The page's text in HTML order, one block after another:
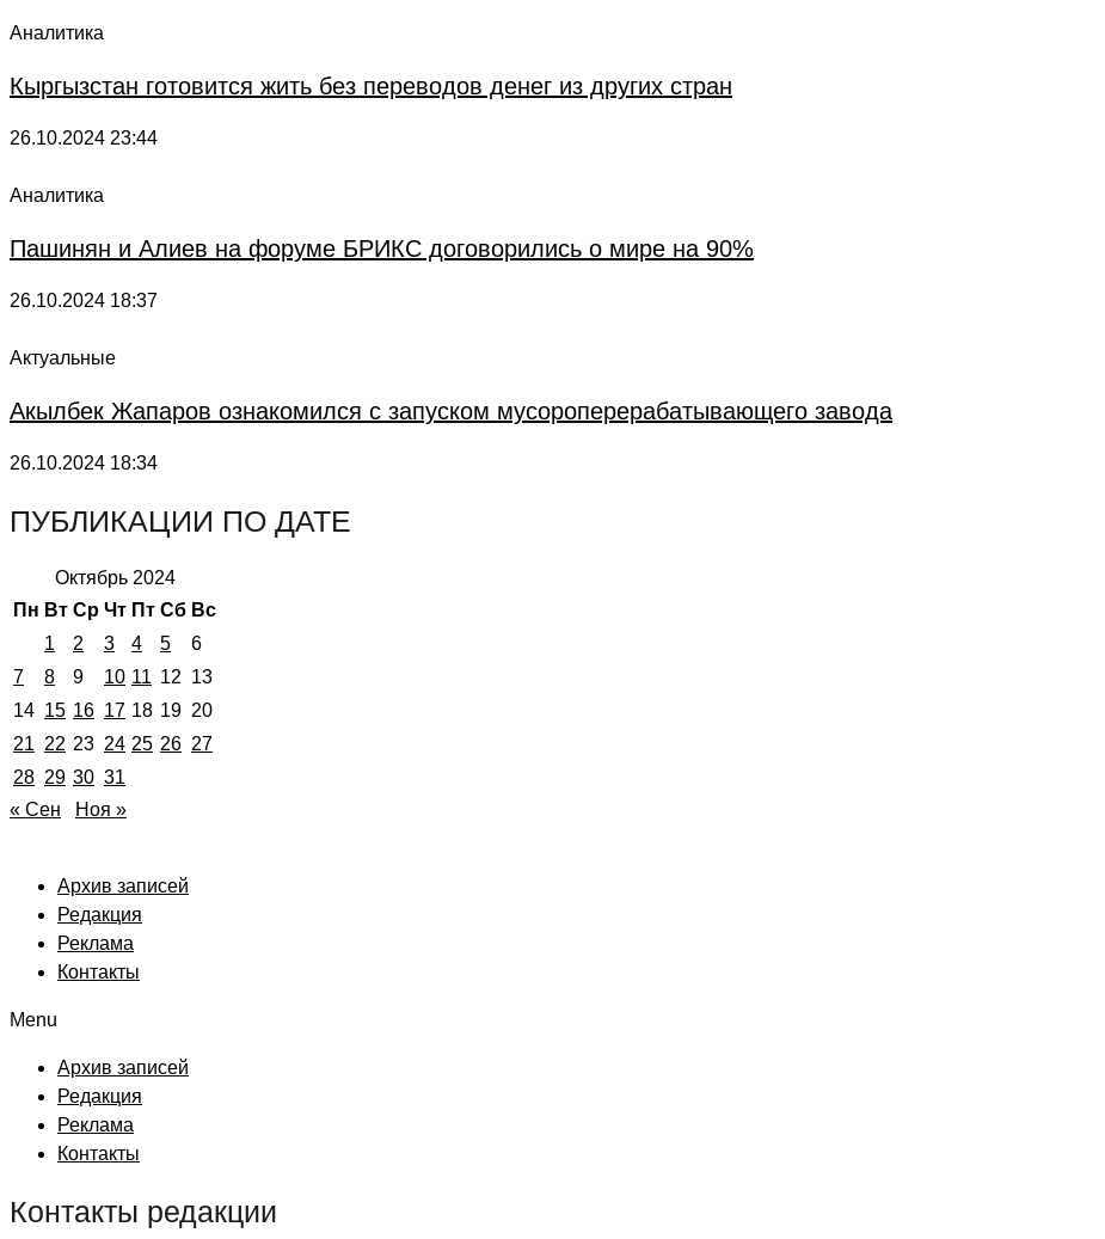
Аналитика
Кыргызстан готовится жить без переводов денег из других стран
26.10.2024 23:44
Аналитика
Пашинян и Алиев на форуме БРИКС договорились о мире на 90%
26.10.2024 18:37
Актуальные
Акылбек Жапаров ознакомился с запуском мусороперерабатывающего завода
26.10.2024 18:34
ПУБЛИКАЦИИ ПО ДАТЕ
Октябрь 2024
Пн Вт Ср Чт Пт Сб Вс
1
2 3 4 5
6
7
8 9 10 11 12 13
14 15 16 17 18 19 20
21 22 23 24 25 26 27
28 29 30 31
« Сен
Ноя »
Архив записей
Редакция
Реклама
Контакты
Menu
Архив записей
Редакция
Реклама
Контакты
Контакты редакции